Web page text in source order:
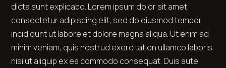
dicta sunt explicabo. Lorem ipsum dolor sit amet,
consectetur adipiscing elit, sed do eiusmod tempor
incididunt ut labore et dolore magna aliqua. Ut enim ad
minim veniam, quis nostrud exercitation ullamco laboris
nisi ut aliquip ex ea commodo consequat. Duis aute